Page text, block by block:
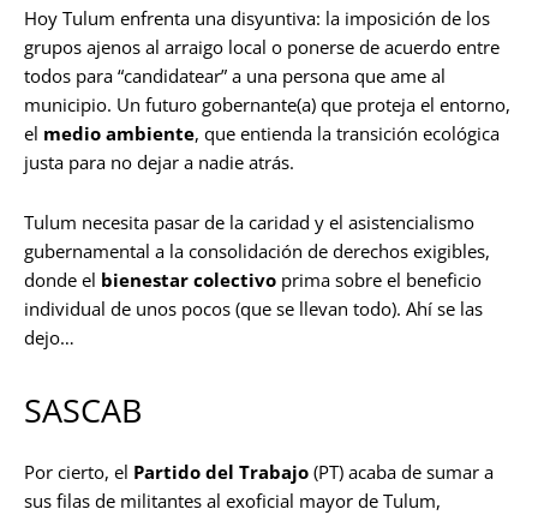
Hoy Tulum enfrenta una disyuntiva: la imposición de los
grupos ajenos al arraigo local o ponerse de acuerdo entre
todos para “candidatear” a una persona que ame al
municipio. Un futuro gobernante(a) que proteja el entorno,
el medio ambiente, que entienda la transición ecológica
justa para no dejar a nadie atrás.
Tulum necesita pasar de la caridad y el asistencialismo
gubernamental a la consolidación de derechos exigibles,
donde el bienestar colectivo prima sobre el beneficio
individual de unos pocos (que se llevan todo). Ahí se las
dejo…
SASCAB
Por cierto, el Partido del Trabajo (PT) acaba de sumar a
sus filas de militantes al exoficial mayor de Tulum,